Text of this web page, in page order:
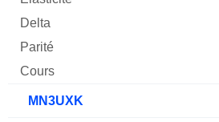
MN3UXK